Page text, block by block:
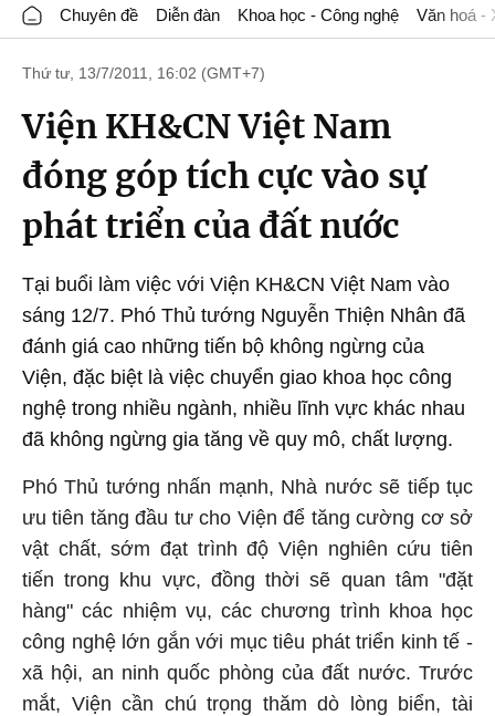
Chuyên đề Diễn đàn Khoa học - Công nghệ Văn hoá -
Thứ tư, 13/7/2011, 16:02 (GMT+7)
Viện KH&CN Việt Nam
đóng góp tích cực vào sự
phát triển của đất nước
Tại buổi làm việc với Viện KH&CN Việt Nam vào
sáng 12/7. Phó Thủ tướng Nguyễn Thiện Nhân đã
đánh giá cao những tiến bộ không ngừng của
Viện, đặc biệt là việc chuyển giao khoa học công
nghệ trong nhiều ngành, nhiều lĩnh vực khác nhau
đã không ngừng gia tăng về quy mô, chất lượng.
Phó Thủ tướng nhấn mạnh, Nhà nước sẽ tiếp tục
ưu tiên tăng đầu tư cho Viện để tăng cường cơ sở
vật chất, sớm đạt trình độ Viện nghiên cứu tiên
tiến trong khu vực, đồng thời sẽ quan tâm "đặt
hàng" các nhiệm vụ, các chương trình khoa học
công nghệ lớn gắn với mục tiêu phát triển kinh tế -
xã hội, an ninh quốc phòng của đất nước. Trước
mắt, Viện cần chú trọng thăm dò lòng biển, tài